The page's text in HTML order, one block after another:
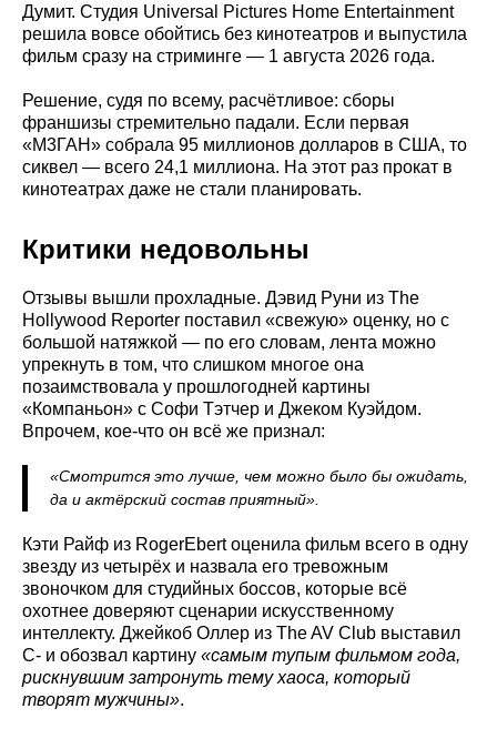
Думит. Студия Universal Pictures Home Entertainment
решила вовсе обойтись без кинотеатров и выпустила
фильм сразу на стриминге — 1 августа 2026 года.
Решение, судя по всему, расчётливое: сборы
франшизы стремительно падали. Если первая
«М3ГАН» собрала 95 миллионов долларов в США, то
сиквел — всего 24,1 миллиона. На этот раз прокат в
кинотеатрах даже не стали планировать.
Критики недовольны
Отзывы вышли прохладные. Дэвид Руни из The
Hollywood Reporter поставил «свежую» оценку, но с
большой натяжкой — по его словам, лента можно
упрекнуть в том, что слишком многое она
позаимствовала у прошлогодней картины
«Компаньон» с Софи Тэтчер и Джеком Куэйдом.
Впрочем, кое-что он всё же признал:
«Смотрится это лучше, чем можно было бы ожидать,
да и актёрский состав приятный».
Кэти Райф из RogerEbert оценила фильм всего в одну
звезду из четырёх и назвала его тревожным
звоночком для студийных боссов, которые всё
охотнее доверяют сценарии искусственному
интеллекту. Джейкоб Оллер из The AV Club выставил
C- и обозвал картину «самым тупым фильмом года,
рискнувшим затронуть тему хаоса, который
творят мужчины».